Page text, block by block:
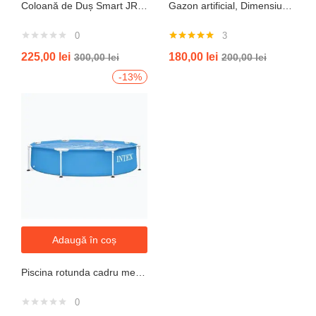
0
225,00 lei 300,00lei
5.00din 5
3
180,00 lei 200,00lei
-13%
Adaugă în coș
0